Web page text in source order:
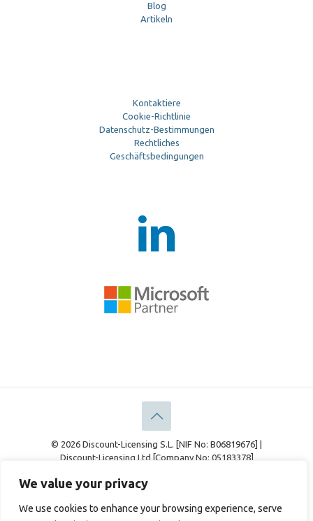
We value your privacy
We use cookies to enhance your browsing experience, serve
Blog
Artikeln
Kontaktiere
Cookie-Richtlinie
Datenschutz-Bestimmungen
Rechtliches
Geschäftsbedingungen
© 2026 Discount-Licensing S.L. [NIF No: B06819676] |
Discount-Licensing Ltd [Company No: 05183378]
Cookie-Richtlinie